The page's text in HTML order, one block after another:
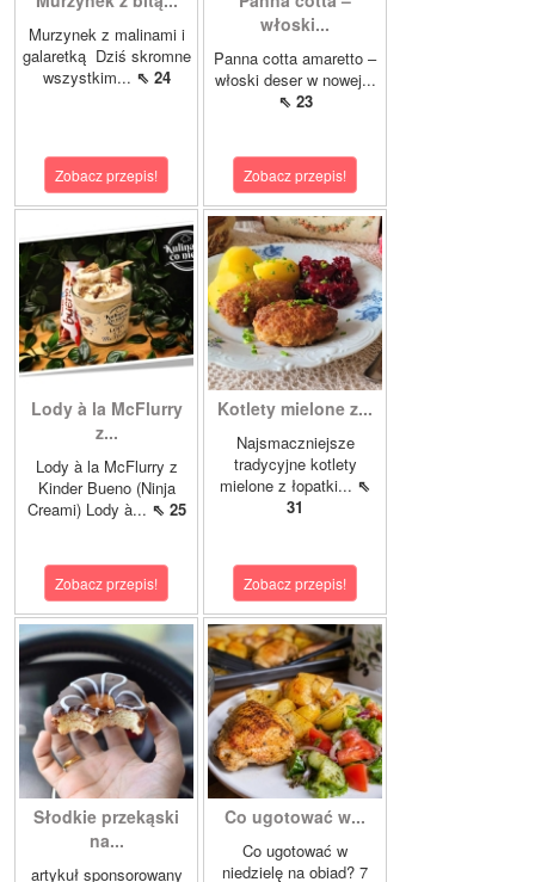
Murzynek z malinami i
galaretką Dziś skromne
wszystkim... ⇖ 24
Zobacz przepis!
włoski...
Panna cotta amaretto –
włoski deser w nowej...
⇖ 23
Zobacz przepis!
Lody à la McFlurry
z...
Lody à la McFlurry z
Kinder Bueno (Ninja
Creami) Lody à... ⇖ 25
Zobacz przepis!
Kotlety mielone z...
Najsmaczniejsze
tradycyjne kotlety
mielone z łopatki... ⇖
31
Zobacz przepis!
Słodkie przekąski
na...
artykuł sponsorowany
Co ugotować w...
Co ugotować w
niedzielę na obiad? 7